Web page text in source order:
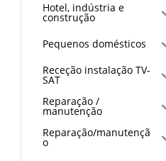
Hotel, indústria e
construção
Pequenos domésticos
Receção instalação TV-
SAT
Reparação /
manutenção
Reparação/manutençã
o